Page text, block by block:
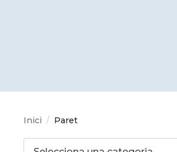
Inici Paret